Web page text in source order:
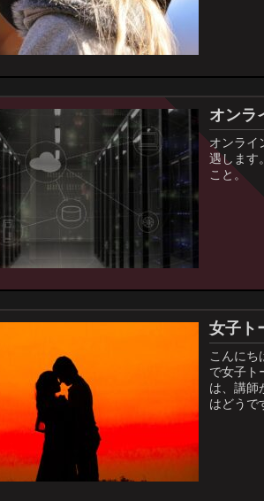
オンラ
オンライ
遇します
こと。
女子ト
こんにち
で女子ト
は、講師
はどうで